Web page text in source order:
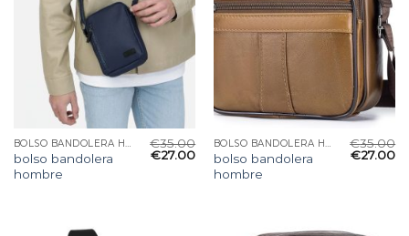
BOLSO BANDOLERA HOMBRE
bolso bandolera
hombre
€35.00
€27.00
BOLSO BANDOLERA HOMBRE
bolso bandolera
hombre
€35.00
€27.00